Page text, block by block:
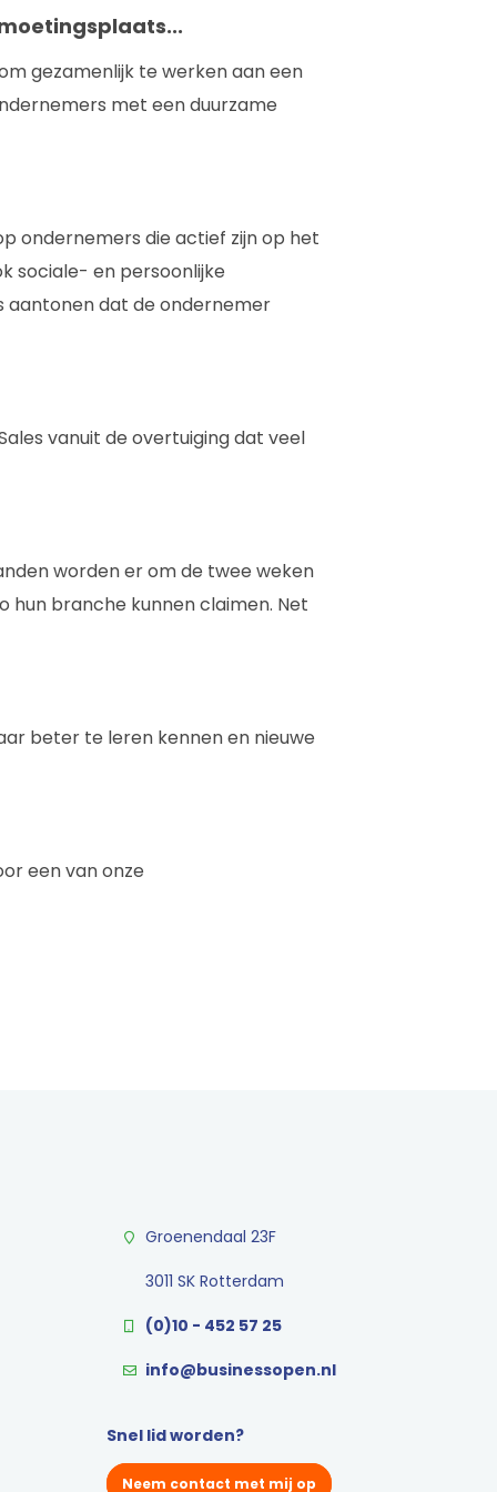
gezamenlijk te werken aan een
met een duurzame
ondernemers die actief zijn op het
sociale- en persoonlijke
aantonen dat de ondernemer
vanuit de overtuiging dat veel
worden er om de twee weken
hun branche kunnen claimen. Net
beter te leren kennen en nieuwe
een van onze
Groenendaal 23F
3011 SK Rotterdam
(0)10 - 452 57 25
info@businessopen.nl
Snel lid worden?
Neem contact met mij op